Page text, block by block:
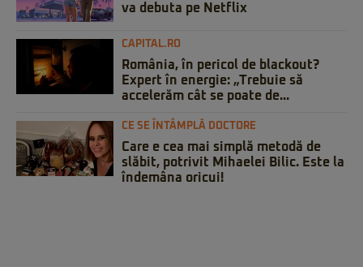
va debuta pe Netflix
CAPITAL.RO
România, în pericol de blackout?
Expert în energie: „Trebuie să
accelerăm cât se poate de...
CE SE ÎNTÂMPLĂ DOCTORE
Care e cea mai simplă metodă de
slăbit, potrivit Mihaelei Bilic. Este la
îndemâna oricui!